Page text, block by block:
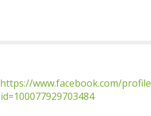
https://www.facebook.com/